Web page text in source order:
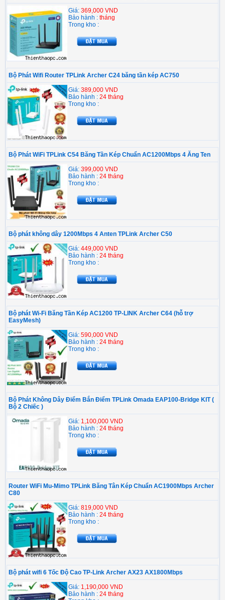
Giá: 369,000 VND
Bảo hành : tháng
Trong kho :
Bộ Phát Wifi Router TPLink Archer C24 băng tần kép AC750
Giá: 389,000 VND
Bảo hành : 24 tháng
Trong kho :
Bộ Phát WiFi TPLink C54 Băng Tần Kép Chuẩn AC1200Mbps 4 Ăng Ten
Giá: 399,000 VND
Bảo hành : 24 tháng
Trong kho :
Bộ phát không dây 1200Mbps 4 Anten TPLink Archer C50
Giá: 449,000 VND
Bảo hành : 24 tháng
Trong kho :
Bộ phát Wi-Fi Băng Tần Kép AC1200 TP-LINK Archer C64 (hỗ trợ
EasyMesh)
Giá: 590,000 VND
Bảo hành : 24 tháng
Trong kho :
Bộ Phát Không Dây Điểm Bắn Điểm TPLink Omada EAP100-Bridge KIT (
Bộ 2 Chiếc )
Giá: 1,100,000 VND
Bảo hành : 24 tháng
Trong kho :
Router WiFi Mu-Mimo TPLink Băng Tân Kép Chuẩn AC1900Mbps Archer
C80
Giá: 819,000 VND
Bảo hành : 24 tháng
Trong kho :
Bộ phát wifi 6 Tốc Độ Cao TP-Link Archer AX23 AX1800Mbps
Giá: 1,190,000 VND
Bảo hành : 24 tháng